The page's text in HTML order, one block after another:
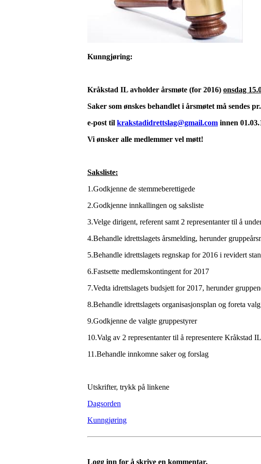
Kunngjøring:
Kråkstad IL avholder årsmøte (for 2016) onsdag
Saker som ønskes behandlet i årsmøtet må sendes pr.
e-post til krakstadidrettslag@gmail.com innen
Vi ønsker alle medlemmer vel møtt!
Saksliste:
1.Godkjenne de stemmeberettigede
2.Godkjenne innkallingen og saksliste
3.Velge dirigent, referent samt 2 representanter til å
4.Behandle idrettslagets årsmelding, herunder
5.Behandle idrettslagets regnskap for 2016 i revidert
6.Fastsette medlemskontingent for 2017
7.Vedta idrettslagets budsjett for 2017, herunder
8.Behandle idrettslagets organisasjonsplan og foreta
9.Godkjenne de valgte gruppestyrer
10.Valg av 2 representanter til å representere Kråkstad
11.Behandle innkomne saker og forslag
Utskrifter, trykk på linkene
Dagsorden
Kunngjøring
Logg inn for å skrive en kommentar.